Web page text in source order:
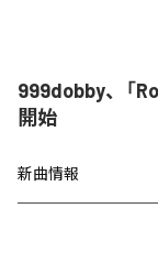
999dobby、「
開始
新曲情報